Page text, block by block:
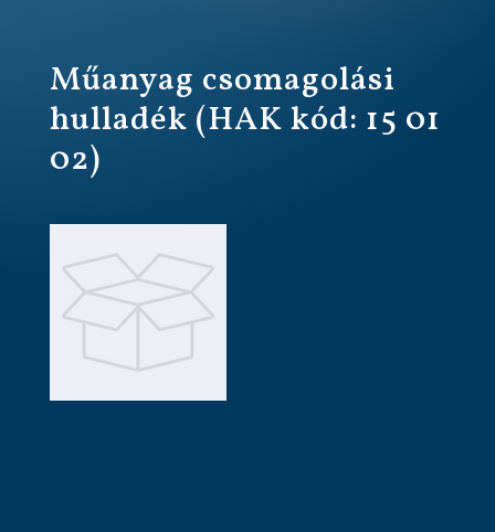
Műanyag csomagolási
hulladék (HAK kód: 15 01
02)